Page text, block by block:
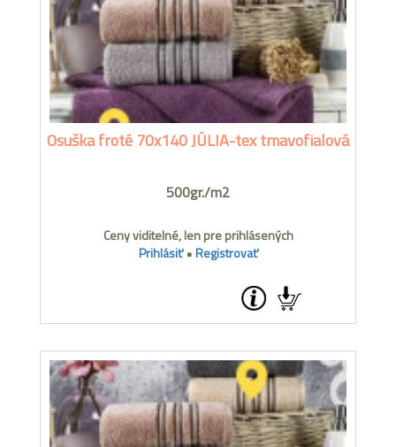
Osuška froté 70x140 JÚLIA-tex tmavofialová
500gr./m2
Ceny viditelné, len pre prihlásených
Prihlásiť•Registrovať